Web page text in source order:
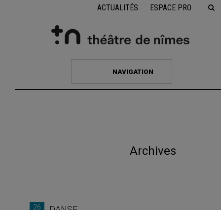
ACTUALITÉS ESPACE PRO
NAVIGATION
Archives
26